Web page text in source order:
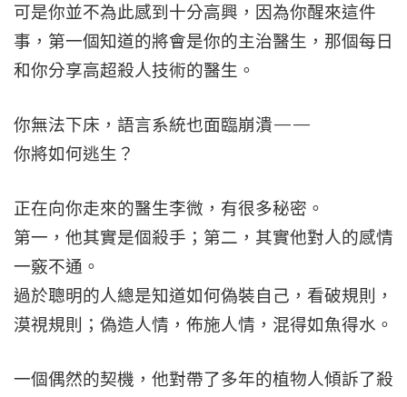
可是你並不為此感到十分高興，因為你醒來這件
事，第一個知道的將會是你的主治醫生，那個每日
和你分享高超殺人技術的醫生。
你無法下床，語言系統也面臨崩潰——
你將如何逃生？
正在向你走來的醫生李微，有很多秘密。
第一，他其實是個殺手；第二，其實他對人的感情
一竅不通。
過於聰明的人總是知道如何偽裝自己，看破規則，
漠視規則；偽造人情，佈施人情，混得如魚得水。
一個偶然的契機，他對帶了多年的植物人傾訴了殺